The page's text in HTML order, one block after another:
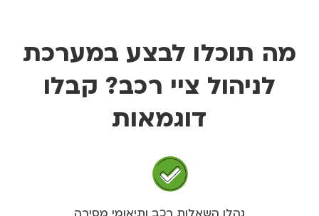
מה תוכלו לבצע במערכת
לניהול ציי רכב? קבלו
דוגמאות